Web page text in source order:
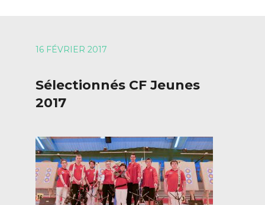
16 FÉVRIER 2017
Sélectionnés CF Jeunes
2017